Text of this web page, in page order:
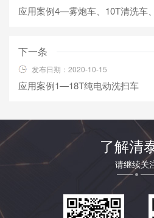
应用案例4—雾炮车、10T清洗车
下一条
发布日期：2020-10-15
应用案例1—18T纯电动洗扫车
了解清
请继续关